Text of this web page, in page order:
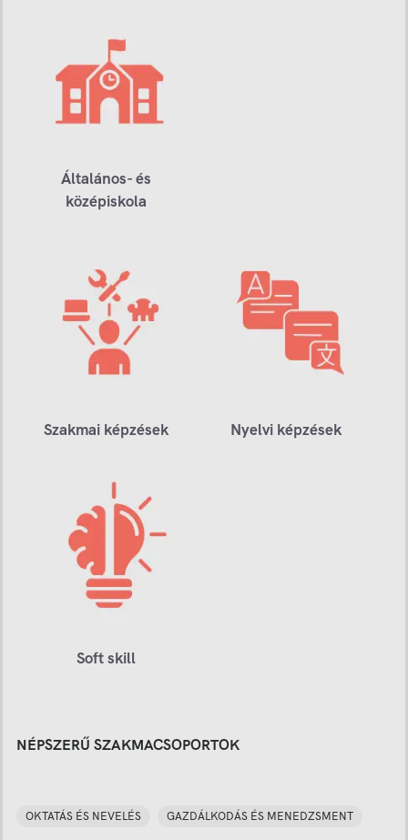
Általános- és
középiskola
Szakmai képzések Nyelvi képzések
Soft skill
NÉPSZERŰ SZAKMACSOPORTOK
OKTATÁS ÉS NEVELÉS GAZDÁLKODÁS ÉS MENEDZSMENT